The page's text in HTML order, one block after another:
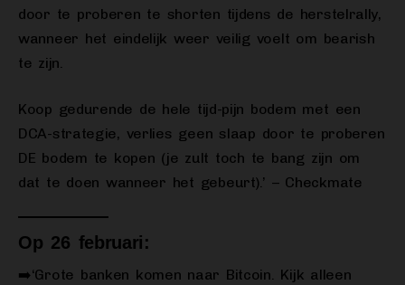
door te proberen te shorten tijdens de herstelrally,
wanneer het eindelijk weer veilig voelt om bearish
te zijn.
Koop gedurende de hele tijd-pijn bodem met een
DCA-strategie, verlies geen slaap door te proberen
DE bodem te kopen (je zult toch te bang zijn om
dat te doen wanneer het gebeurt).’ – Checkmate
Op 26 februari:
➡️‘Grote banken komen naar Bitcoin. Kijk alleen